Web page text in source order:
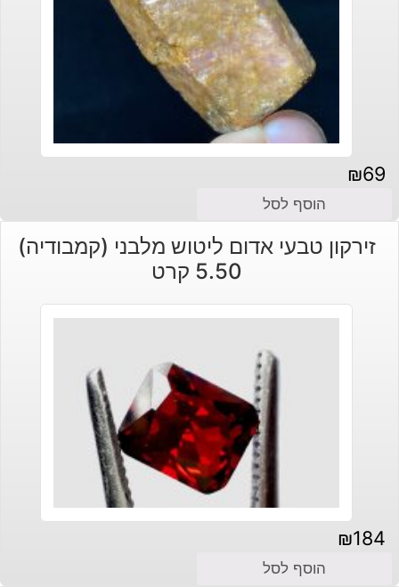
₪69
הוסף לסל
זירקון טבעי אדום ליטוש מלבני (קמבודיה)
5.50 קרט
₪184
הוסף לסל